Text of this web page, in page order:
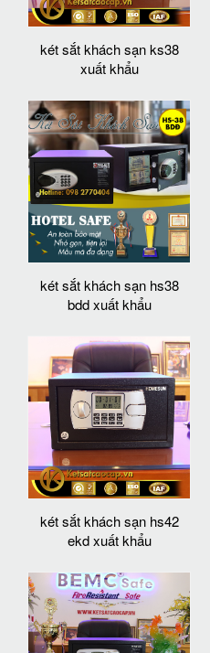
két sắt khách sạn ks38
xuất khẩu
két sắt khách sạn hs38
bdd xuất khẩu
két sắt khách sạn hs42
ekd xuất khẩu